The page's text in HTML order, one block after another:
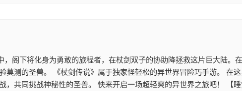
阁下将化身为勇敢的旅程者，在杖剑双子的协助降拯救这片巨大陆
测的圣兽。 《杖剑传说》属于独家怪轻松的异世界冒险巧手游。
共同挑战神秘性的圣兽。 快来开启一场超轻爽的异世界之旅吧！